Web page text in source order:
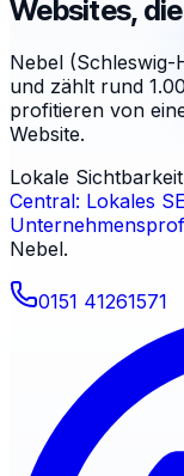
Websites,
Nebel (Schleswig-
und zählt rund
profitieren von
Website.
Lokale
Central: Lokales
Nebel.
0151 41261571